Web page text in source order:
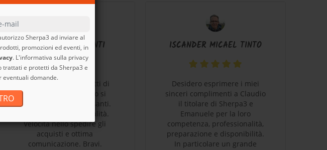
Sherpa3 ad inviare al
promozioni ed eventi, in
. L'informativa sulla privacy
trattati e protetti da Sherpa3 e
eventuali domande.
PIERPAOLO CLEMENTI
Ampia scelta di prodotti di
ottima qualità. Spesso si
trovano sconti interessanti.
Cortesia e professionalità.
Velocità nello spedire gli
acquisti e ottima
comunicazione. Bravi.
ISCANDER MICAEL TINTO
Desidero esprimere i miei
sinceri complimenti a Claudio
il titolare di Sherpa3 e
Emanuele per la loro
competenza, professionalità,
preparazione e disponibilità.
In particolare un grande